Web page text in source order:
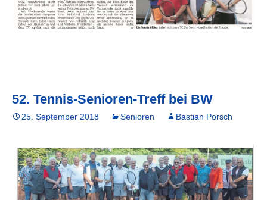
52. Tennis-Senioren-Treff bei BW
25. September 2018 Senioren Bastian Porsch